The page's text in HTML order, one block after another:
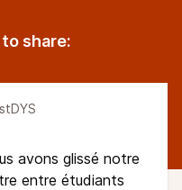
share:
avons glissé notre
entre étudiants